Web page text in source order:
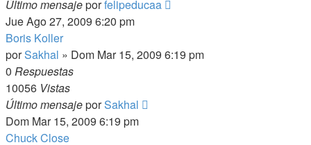
Último mensajeporfelipeducaa
Jue Ago 27, 2009 6:20 pm
Boris Koller
porSakhal » Dom Mar 15, 2009 6:19 pm
0 Respuestas
10056 Vistas
Último mensajeporSakhal
Dom Mar 15, 2009 6:19 pm
Chuck Close